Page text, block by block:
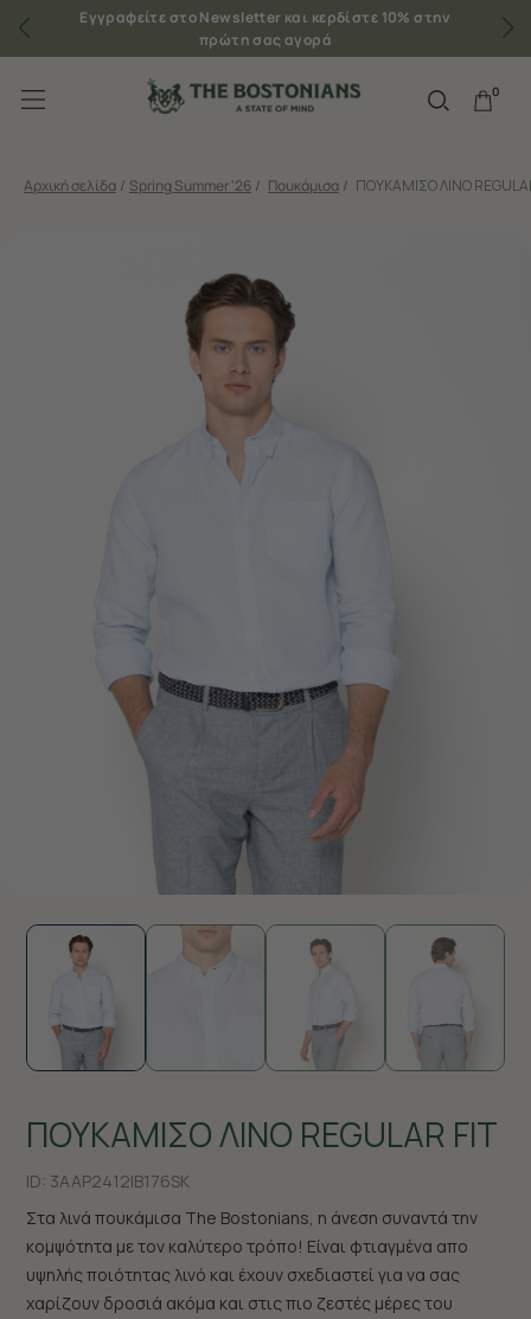
Εγγραφείτε στο Newsletter και κερδίστε 10% στην
πρώτη σας αγορά
0
Αρχική σελίδα / Spring Summer '26 / Πουκάμισα / ΠΟΥΚΑΜΙΣΟ ΛΙΝΟ
ΠΟΥΚΑΜΙΣΟ ΛΙΝΟ REGULAR FIT
ID: 3AAP2412|B176SK
Στα λινά πουκάμισα The Bostonians, η άνεση συναντά την
κομψότητα με τον καλύτερο τρόπο! Είναι φτιαγμένα απο
υψηλής ποιότητας λινό και έχουν σχεδιαστεί για να σας
χαρίζουν δροσιά ακόμα και στις πιο ζεστές μέρες του